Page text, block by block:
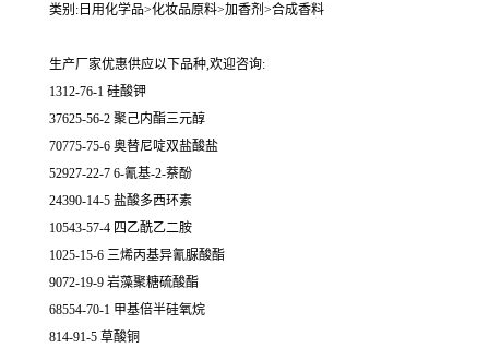
类别:日用化学品>化妆品原料>加香剂>合成香料
生产厂家优惠供应以下品种,欢迎咨询:
1312-76-1 硅酸钾
37625-56-2 聚己内酯三元醇
70775-75-6 奥替尼啶双盐酸盐
52927-22-7 6-氰基-2-萘酚
24390-14-5 盐酸多西环素
10543-57-4 四乙酰乙二胺
1025-15-6 三烯丙基异氰脲酸酯
9072-19-9 岩藻聚糖硫酸酯
68554-70-1 甲基倍半硅氧烷
814-91-5 草酸铜